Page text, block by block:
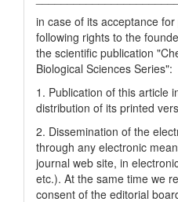
in case of its acceptance
following rights to the
the scientific publication
Biological Sciences Series":
1. Publication of this article
distribution of its printed
2. Dissemination of the
through any electronic
journal web site, in
etc.). At the same time we
consent of the editorial